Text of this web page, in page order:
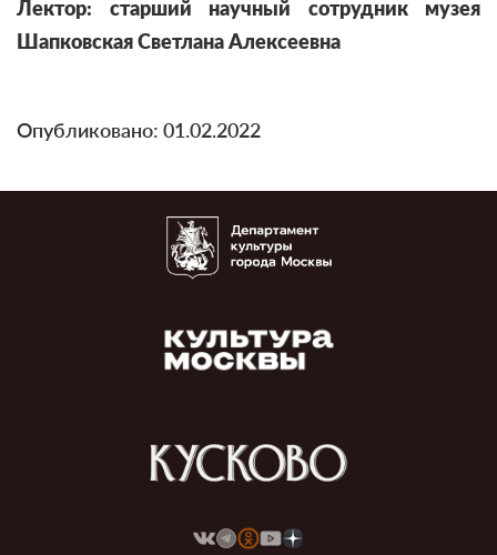
Лектор: старший научный сотрудник музея
Шапковская Светлана Алексеевна
Опубликовано: 01.02.2022